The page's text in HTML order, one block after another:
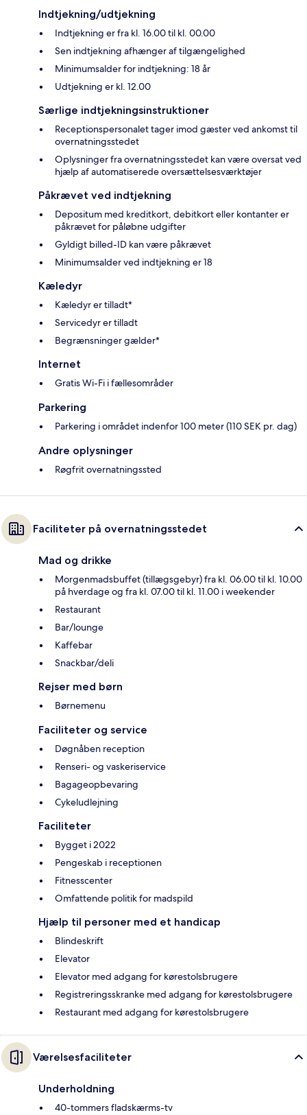
Indtjekning/udtjekning
Indtjekning er fra kl. 16.00 til kl. 00.00
Sen indtjekning afhænger af tilgængelighed
Minimumsalder for indtjekning: 18 år
Udtjekning er kl. 12.00
Særlige indtjekningsinstruktioner
Receptionspersonalet tager imod gæster ved ankomst til
overnatningsstedet
Oplysninger fra overnatningsstedet kan være oversat ved
hjælp af automatiserede oversættelsesværktøjer
Påkrævet ved indtjekning
Depositum med kreditkort, debitkort eller kontanter er
påkrævet for påløbne udgifter
Gyldigt billed-ID kan være påkrævet
Minimumsalder ved indtjekning er 18
Kæledyr
Kæledyr er tilladt*
Servicedyr er tilladt
Begrænsninger gælder*
Internet
Gratis Wi-Fi i fællesområder
Parkering
Parkering i området indenfor 100 meter (110 SEK pr. dag)
Andre oplysninger
Røgfrit overnatningssted
Faciliteter på overnatningsstedet
Mad og drikke
Morgenmadsbuffet (tillægsgebyr) fra kl. 06.00 til kl. 10.00
på hverdage og fra kl. 07.00 til kl. 11.00 i weekender
Restaurant
Bar/lounge
Kaffebar
Snackbar/deli
Rejser med børn
Børnemenu
Faciliteter og service
Døgnåben reception
Renseri- og vaskeriservice
Bagageopbevaring
Cykeludlejning
Faciliteter
Bygget i 2022
Pengeskab i receptionen
Fitnesscenter
Omfattende politik for madspild
Hjælp til personer med et handicap
Blindeskrift
Elevator
Elevator med adgang for kørestolsbrugere
Registreringsskranke med adgang for kørestolsbrugere
Restaurant med adgang for kørestolsbrugere
Værelsesfaciliteter
Underholdning
40-tommers fladskærms-tv